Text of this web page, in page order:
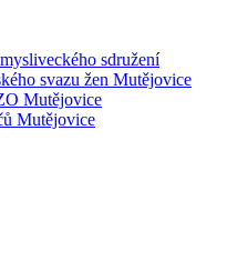
sdružení
svazu žen Mutějovice
Mutějovice
Mutějovice